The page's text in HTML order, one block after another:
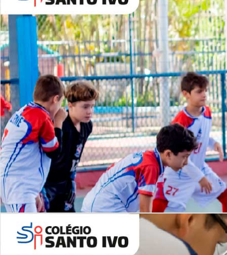
Desafios | Saiba mais
Lista de vídeos
NOSSOCANAL